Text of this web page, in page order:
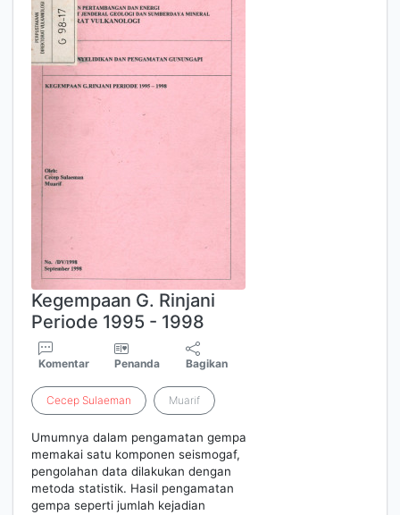
Kegempaan G. Rinjani
Periode 1995 - 1998
Komentar Penanda Bagikan
Cecep Sulaeman Muarif
Umumnya dalam pengamatan gempa
memakai satu komponen seismogaf,
pengolahan data dilakukan dengan
metoda statistik. Hasil pengamatan
gempa seperti jumlah kejadian